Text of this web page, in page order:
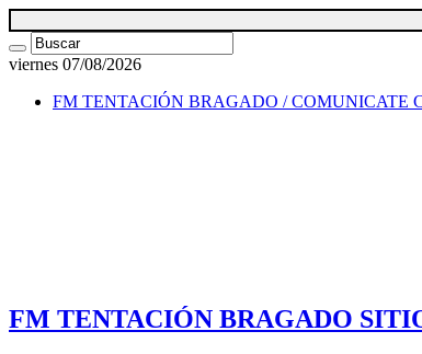
viernes 07/08/2026
FM TENTACIÓN BRAGADO / COMUNICATE
FM TENTACIÓN BRAGADO